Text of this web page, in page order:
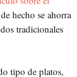
hecho se ahorra
tradicionales
tipo de platos,